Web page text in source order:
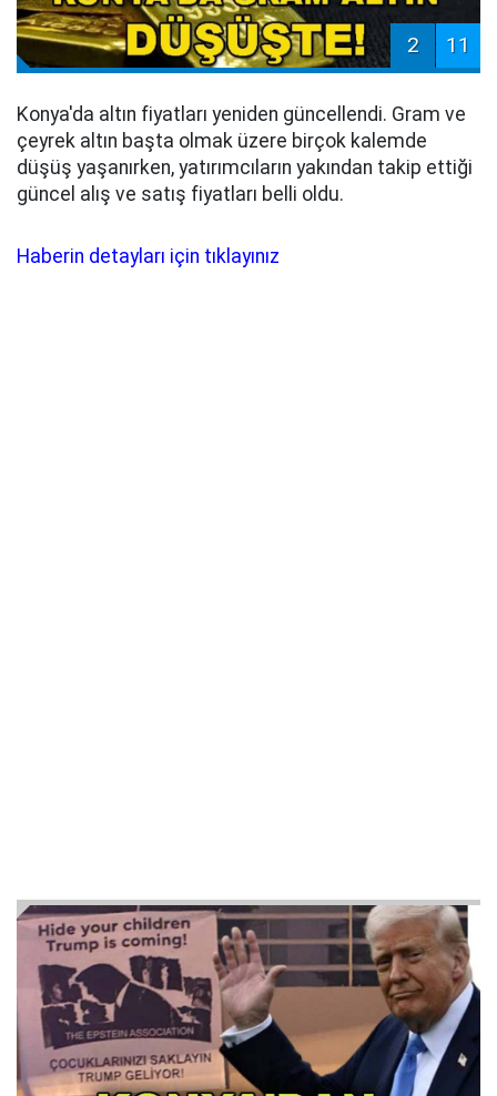
2 11
Konya'da altın fiyatları yeniden güncellendi. Gram ve
çeyrek altın başta olmak üzere birçok kalemde
düşüş yaşanırken, yatırımcıların yakından takip ettiği
güncel alış ve satış fiyatları belli oldu.
Haberin detayları için tıklayınız